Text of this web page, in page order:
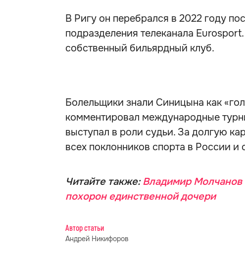
В Ригу он перебрался в 2022 году
подразделения телеканала
собственный бильярдный клуб.
Болельщики знали Синицына как
комментировал международные
выступал в роли судьи. За долгую
всех поклонников спорта в России и
Читайте также:Владимир Молчанов
похорон единственной дочери
Автор статьи
Андрей Никифоров